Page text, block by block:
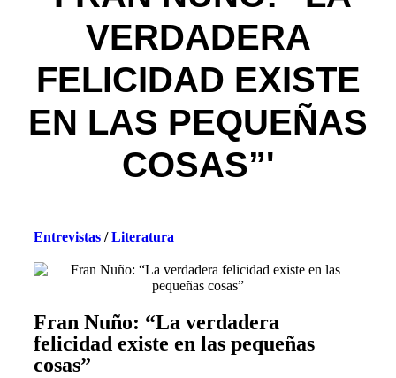
VERDADERA
FELICIDAD EXISTE
EN LAS PEQUEÑAS
COSAS”'
Entrevistas /Literatura
Fran Nuño: “La verdadera
felicidad existe en las pequeñas
cosas”